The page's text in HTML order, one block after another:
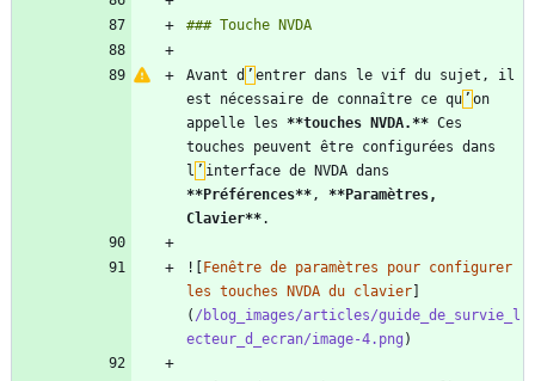
Avant d ’ entrer dans le vif du sujet, il
est nécessaire de connaître ce qu ’ on
appelle les **touches NVDA.** Ces
touches peuvent être configurées dans
l ’
**Préférences**, **Paramètres,
Clavier**
![
Fenêtre de paramètres pour configurer
les touches NVDA du clavier
( /blog_images/articles/guide_de_survie_l
ecteur_d_ecran/image-4.png